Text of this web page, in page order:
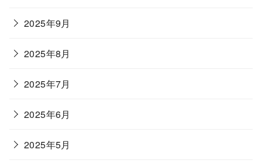
2025年9月
2025年8月
2025年7月
2025年6月
2025年5月